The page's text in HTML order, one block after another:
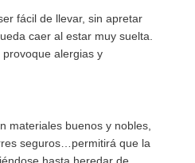
fácil de llevar, sin apretar
caer al estar muy suelta.
alergias y
materiales buenos y nobles,
seguros…permitirá que la